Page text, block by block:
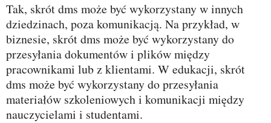
Tak, skrót dms może być wykorzystany w innych
dziedzinach, poza komunikacją. Na przykład, w
biznesie, skrót dms może być wykorzystany do
przesyłania dokumentów i plików między
pracownikami lub z klientami. W edukacji, skrót
dms może być wykorzystany do przesyłania
materiałów szkoleniowych i komunikacji między
nauczycielami i studentami.